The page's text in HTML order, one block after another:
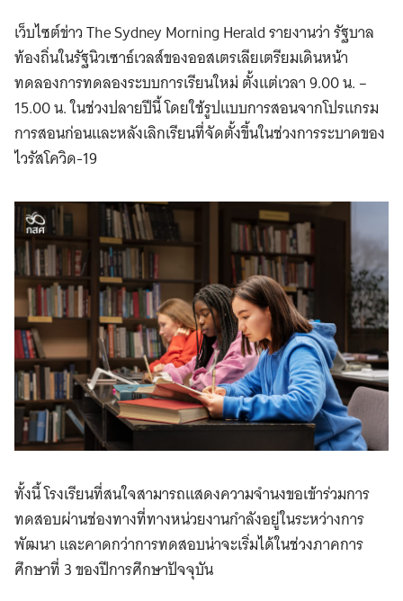
เว็บไซต์ข่าว The Sydney Morning Herald รายงานว่า รัฐบาล
ท้องถิ่นในรัฐนิวเซาธ์เวลส์ของออสเตรเลียเตรียมเดินหน้า
ทดลองการทดลองระบบการเรียนใหม่ ตั้งแต่เวลา 9.00 น. –
15.00 น. ในช่วงปลายปีนี้ โดยใช้รูปแบบการสอนจากโปรแกรม
การสอนก่อนและหลังเลิกเรียนที่จัดตั้งขึ้นในช่วงการระบาดของ
ไวรัสโควิด-19
ทั้งนี้ โรงเรียนที่สนใจสามารถแสดงความจำนงขอเข้าร่วมการ
ทดสอบผ่านช่องทางที่ทางหน่วยงานกำลังอยู่ในระหว่างการ
พัฒนา และคาดกว่าการทดสอบน่าจะเริ่มได้ในช่วงภาคการ
ศึกษาที่ 3 ของปีการศึกษาปัจจุบัน